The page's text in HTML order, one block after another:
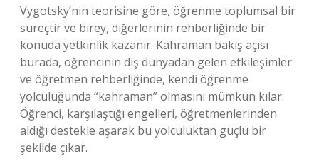
Vygotsky’nin teorisine göre, öğrenme toplumsal bir
süreçtir ve birey, diğerlerinin rehberliğinde bir
konuda yetkinlik kazanır. Kahraman bakış açısı
burada, öğrencinin dış dünyadan gelen etkileşimler
ve öğretmen rehberliğinde, kendi öğrenme
yolculuğunda “kahraman” olmasını mümkün kılar.
Öğrenci, karşılaştığı engelleri, öğretmenlerinden
aldığı destekle aşarak bu yolculuktan güçlü bir
şekilde çıkar.